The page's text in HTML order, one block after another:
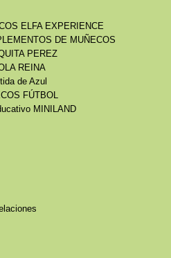
ELFA EXPERIENCE
DE MUÑECOS
PEREZ
REINA
de Azul
FÚTBOL
MINILAND